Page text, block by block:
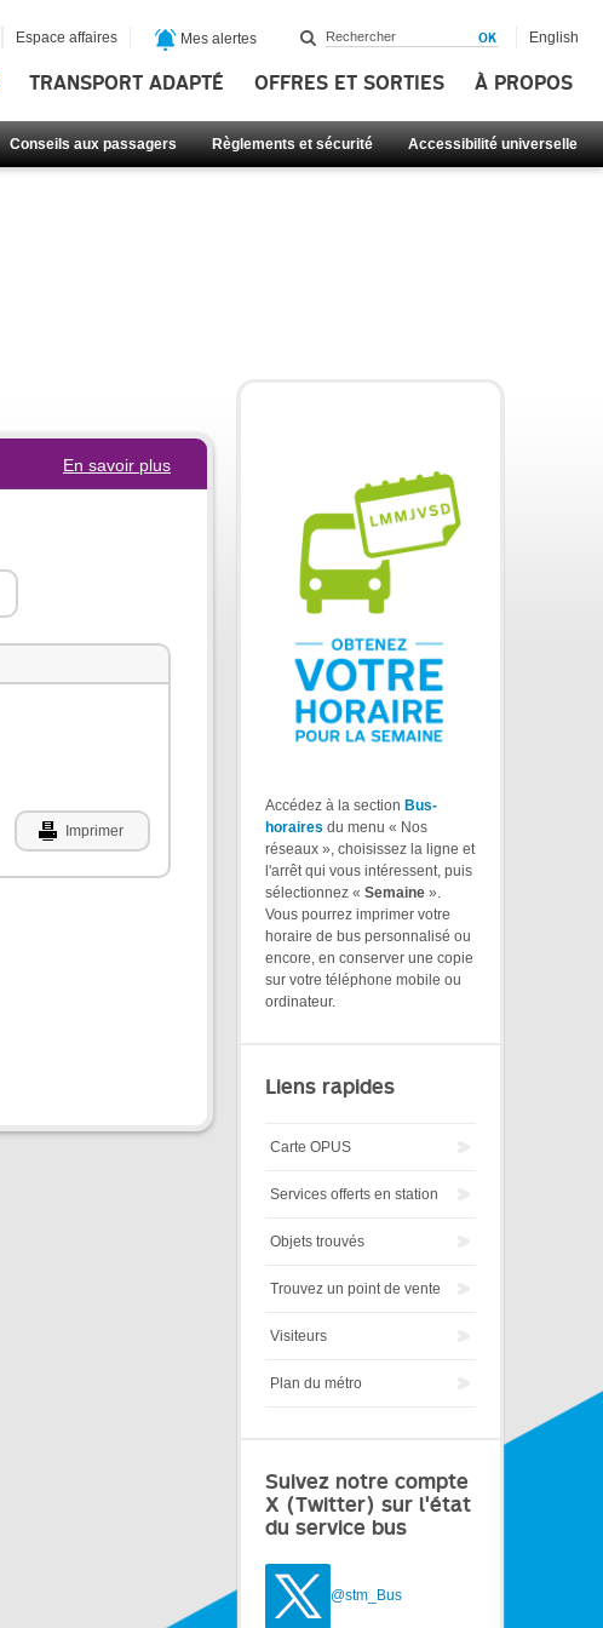
TRANSPORT ADAPTÉ OFFRES ET SORTIES À PROPOS
Conseils aux passagers Règlements et sécurité Accessibilité universelle
Espace affaires Mes alertes English
En savoir plus
Imprimer
Accédez à la section Bus-
horaires du menu « Nos
réseaux », choisissez la ligne et
l'arrêt qui vous intéressent, puis
sélectionnez « Semaine ».
Vous pourrez imprimer votre
horaire de bus personnalisé ou
encore, en conserver une copie
sur votre téléphone mobile ou
ordinateur.
Liens rapides
Carte OPUS
Services offerts en station
Objets trouvés
Trouvez un point de vente
Visiteurs
Plan du métro
Suivez notre compte
X (Twitter) sur l'état
du service bus
@stm_Bus